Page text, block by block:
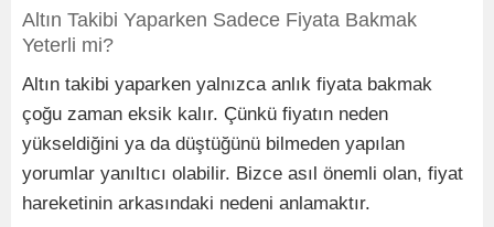
Altın Takibi Yaparken Sadece Fiyata Bakmak
Yeterli mi?
Altın takibi yaparken yalnızca anlık fiyata bakmak
çoğu zaman eksik kalır. Çünkü fiyatın neden
yükseldiğini ya da düştüğünü bilmeden yapılan
yorumlar yanıltıcı olabilir. Bizce asıl önemli olan, fiyat
hareketinin arkasındaki nedeni anlamaktır.